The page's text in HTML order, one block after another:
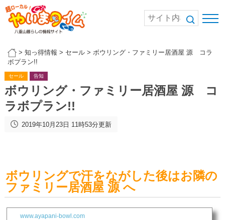
> 知っ得情報 > セール> ボウリング・ファミリー居酒屋 源 コラ
ボプラン!!
セール 告知
ボウリング・ファミリー居酒屋 源 コ
ラボプラン!!
2019年10月23日 11時53分更新
ボウリングで汗をながした後はお隣の
ファミリー居酒屋 源 へ
www.ayapani-bowl.com